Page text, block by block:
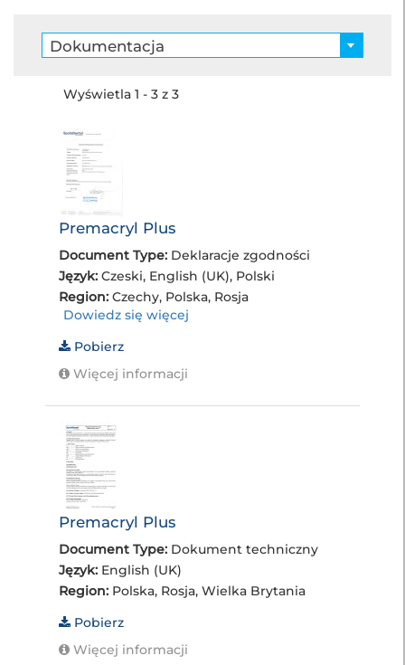
Dokumentacja
Wyświetla 1 - 3 z 3
Premacryl Plus
Document Type: Deklaracje zgodności
Język: Czeski, English (UK), Polski
Region: Czechy, Polska, Rosja
Dowiedz się więcej
Pobierz
Więcej informacji
Premacryl Plus
Document Type: Dokument techniczny
Język: English (UK)
Region: Polska, Rosja, Wielka Brytania
Pobierz
Więcej informacji